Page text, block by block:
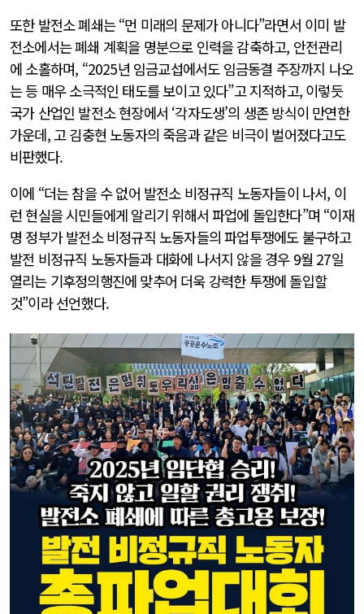
또한 발전소 폐쇄는 “먼 미래의 문제가 아니다”라면서 이미 발
전소에서는 폐쇄 계획을 명분으로 인력을 감축하고, 안전관리
에 소홀하며, “2025년 임금교섭에서도 임금동결 주장까지 나오
는 등 매우 소극적인 태도를 보이고 있다”고 지적하고, 이렇듯
국가 산업인 발전소 현장에서 ‘각자도생’의 생존 방식이 만연한
가운데, 고 김충현 노동자의 죽음과 같은 비극이 벌어졌다고도
비판했다.
이에 “더는 참을 수 없어 발전소 비정규직 노동자들이 나서, 이
런 현실을 시민들에게 알리기 위해서 파업에 돌입한다”며 “이재
명 정부가 발전소 비정규직 노동자들의 파업투쟁에도 불구하고
발전 비정규직 노동자들과 대화에 나서지 않을 경우 9월 27일
열리는 기후정의행진에 맞추어 더욱 강력한 투쟁에 돌입할
것”이라 선언했다.